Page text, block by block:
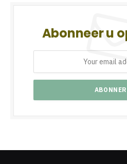
Abonneer u